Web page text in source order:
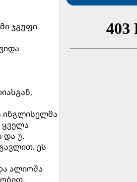
ჯგუფი
ინგლისელმა
და უ.
ეს
ალიოშა